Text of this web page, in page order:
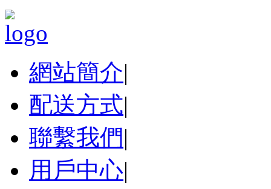
網站簡介|
配送方式|
聯繫我們|
用戶中心|